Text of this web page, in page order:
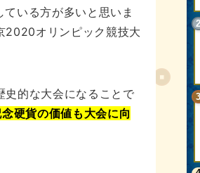
いる方が多いと思いま
2020オリンピック競技大
史的な大会になることで
硬貨の価値も大会に向